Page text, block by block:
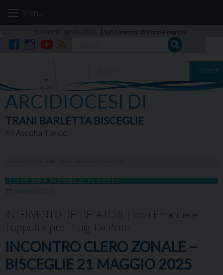
Menu
San Lorenzo, diacono e martire
Search
ARCIDIOCESI DI
TRANI BARLETTA BISCEGLIE
Ascolta il testo
CLERO ZONA PASTORALE IN DIOCESI
20 MAGGIO 2025
INTERVENTO DEI RELATORI | don Emanuele
Tupputi e prof. Luigi De Pinto
INCONTRO CLERO ZONALE –
BISCEGLIE 21 MAGGIO 2025